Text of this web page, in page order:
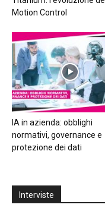
Motion Control
IA in azienda: obblighi
normativi, governance e
protezione dei dati
Interviste